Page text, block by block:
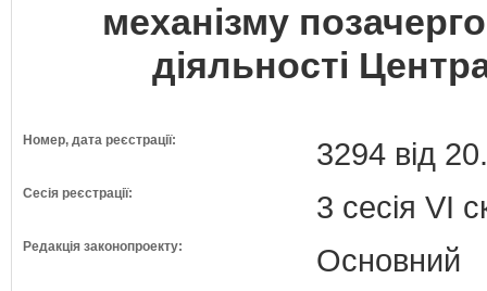
механізму
діяльності
Номер, дата реєстрації: 3294 від
Сесія реєстрації: 3 сесія VI
Редакція законопроекту: Основний